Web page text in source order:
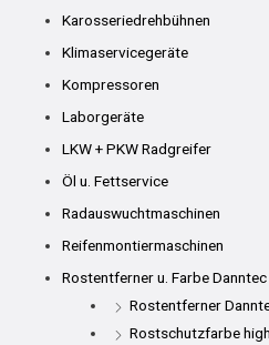
Karosseriedrehbühnen
Klimaservicegeräte
Kompressoren
Laborgeräte
LKW + PKW Radgreifer
Öl u. Fettservice
Radauswuchtmaschinen
Reifenmontiermaschinen
Rostentferner u. Farbe Danntec
Rostentferner
Rostschutzfarbe